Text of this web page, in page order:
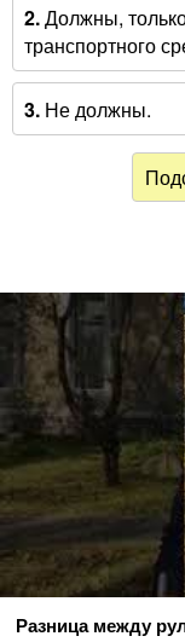
2.Должны,
транспортного
3.Не должны.
Разница между